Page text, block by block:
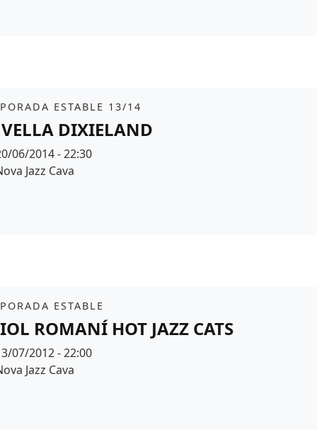
ESTABLE 13/14
DIXIELAND
06/2014 - 22:30
Jazz Cava
ESTABLE
ROMANÍ HOT JAZZ CATS
07/2012 - 22:00
Jazz Cava